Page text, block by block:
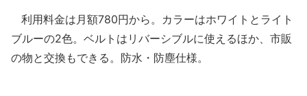
利用料金は月額780円から。カラーはホワイトとライト
ブルーの2色。ベルトはリバーシブルに使えるほか、市販
の物と交換もできる。防水・防塵仕様。